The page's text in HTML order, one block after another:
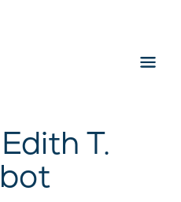
T.